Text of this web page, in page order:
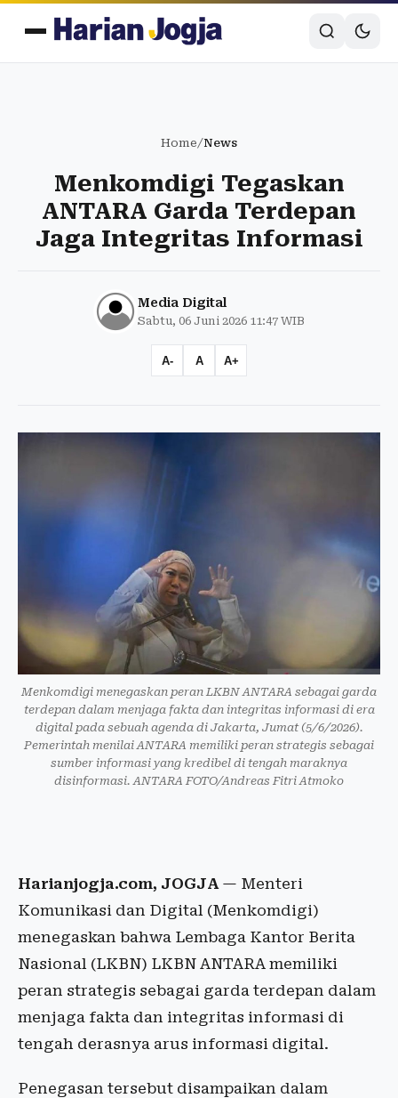
Home/News
Menkomdigi Tegaskan
ANTARA Garda Terdepan
Jaga Integritas Informasi
Media Digital
Sabtu, 06 Juni 2026 11:47 WIB
A- A A+
Menkomdigi menegaskan peran LKBN ANTARA sebagai garda
terdepan dalam menjaga fakta dan integritas informasi di era
digital pada sebuah agenda di Jakarta, Jumat (5/6/2026).
Pemerintah menilai ANTARA memiliki peran strategis sebagai
sumber informasi yang kredibel di tengah maraknya
disinformasi. ANTARA FOTO/Andreas Fitri Atmoko
Harianjogja.com, JOGJA— Menteri
Komunikasi dan Digital (Menkomdigi)
menegaskan bahwa Lembaga Kantor Berita
Nasional (LKBN) LKBN ANTARA memiliki
peran strategis sebagai garda terdepan dalam
menjaga fakta dan integritas informasi di
tengah derasnya arus informasi digital.
Penegasan tersebut disampaikan dalam